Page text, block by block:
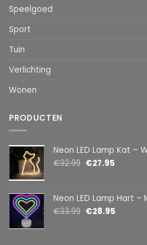
Speelgoed
Sport
Tuin
Verlichting
Wonen
PRODUCTEN
Neon LED Lamp Kat – Warm Wit – USB & Batterij –
€32.99 €27.95
Neon LED Lamp Hart – Multicolor – USB & Batterij –
€33.99 €28.95